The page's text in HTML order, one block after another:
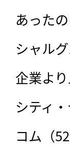
中国
香港
イン
あった
シャル
企業よ
シティ
コム（